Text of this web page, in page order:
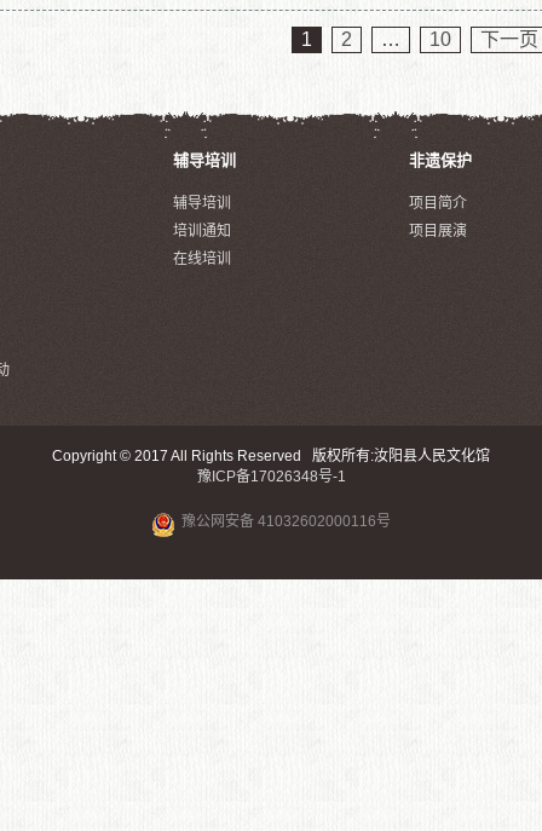
1 2 … 10 下一页
辅导培训
辅导培训
培训通知
在线培训
非遗保护
项目简介
项目展演
Copyright © 2017 All Rights Reserved 版权所有:汝阳县人民文化馆
豫ICP备17026348号-1
豫公网安备 41032602000116号